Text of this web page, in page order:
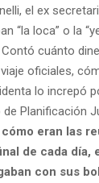
el ex
“la loca” o la
Contó cuánto
oficiales,
lo increpó
Planificación
eran las
de cada día,
con sus